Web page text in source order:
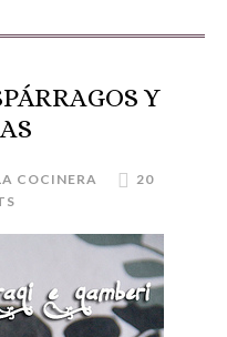
Y
COCINERA
20